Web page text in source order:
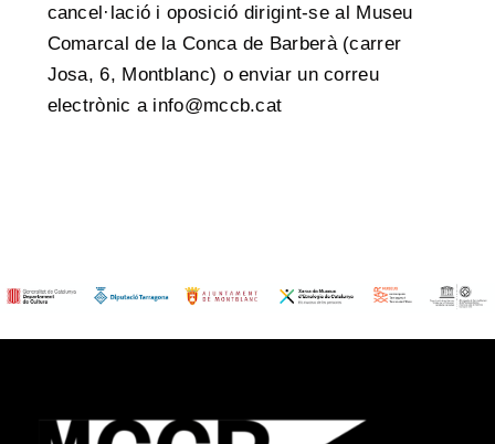
cancel· lació i oposició dirigint-se al Museu
Comarcal de la Conca de Barberà (carrer
Josa, 6, Montblanc) o enviar un correu
electrònic a info@mccb.cat